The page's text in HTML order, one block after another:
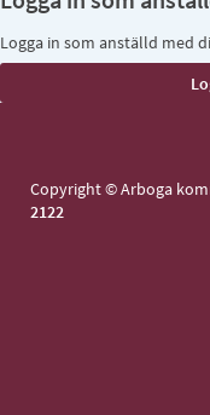
Logga in som anställd med
Copyright © Arboga
2122